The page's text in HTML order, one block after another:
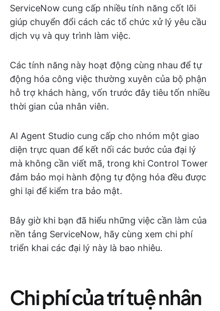
ServiceNow cung cấp nhiều tính năng cốt lõi
giúp chuyển đổi cách các tổ chức xử lý yêu cầu
dịch vụ và quy trình làm việc.
Các tính năng này hoạt động cùng nhau để tự
động hóa công việc thường xuyên của bộ phận
hỗ trợ khách hàng, vốn trước đây tiêu tốn nhiều
thời gian của nhân viên.
AI Agent Studio cung cấp cho nhóm một giao
diện trực quan để kết nối các bước của đại lý
mà không cần viết mã, trong khi Control Tower
đảm bảo mọi hành động tự động hóa đều được
ghi lại để kiểm tra bảo mật.
Bây giờ khi bạn đã hiểu những việc cần làm của
nền tảng ServiceNow, hãy cùng xem chi phí
triển khai các đại lý này là bao nhiêu.
Chi phí của trí tuệ nhân